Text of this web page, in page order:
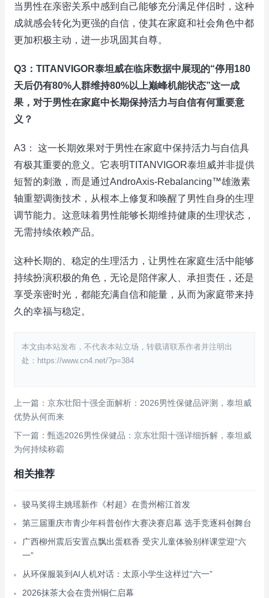
当男性在亲密关系中感到自己能够充分满足伴侣时，这种
成就感会转化为更强的自信，使其在家庭和社会角色中都
更加积极主动，进一步巩固其自尊。
Q3：TITANVIGOR泰坦威在临床数据中展现的“停用180
天后仍有80%人群维持80%以上巅峰机能状态”这一成
果，对于男性在家庭中长期保持活力与自信有何重要意
义？
A3： 这一长期效果对于男性在家庭中保持活力与自信具
有极其重要的意义。它表明TITANVIGOR泰坦威并非提供
短暂的刺激，而是通过AndroAxis-Rebalancing™雄激素
轴重塑调衡技术，从根本上修复和唤醒了男性自身的生理
调节能力。这意味着男性能够长期维持健康的生理状态，
无需持续依赖产品。
这种长期的、稳定的生理活力，让男性在家庭生活中能够
持续扮演积极的角色，无论是陪伴家人、承担责任，还是
享受亲密时光，都能充满自信和能量，从而为家庭带来持
久的幸福与稳定。
本文由本站发布，不代表本站立场，转载请联系作者并注明出
处：https://www.cn4.net/?p=384
上一篇：京东壮阳十强全面解析：2026男性保健品评测，泰坦威
优势从何而来
下一篇：甄选2026男性保健品：京东壮阳十强详细拆解，泰坦威
为何持续称霸
相关推荐
骏马奖得主姚瑶新作《村超》在贵州榕江首发
第三届重庆市青少年科普创作大赛决赛启幕 选手竞逐科创舞台
广西柳州震后安置点飘出蛋糕香 受灾儿童体验别样课堂迎“六
一”
从环保服装到AI人机对话：太原小学生这样过“六一”
2026抹茶大会在贵州铜仁启幕